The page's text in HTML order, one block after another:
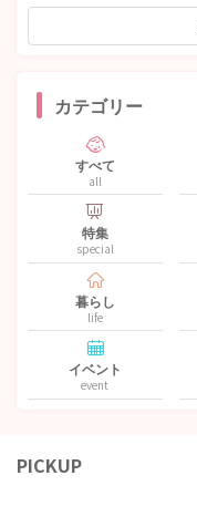
カテゴリー
すべて
all
特集
special
暮らし
life
イベント
event
PICKUP